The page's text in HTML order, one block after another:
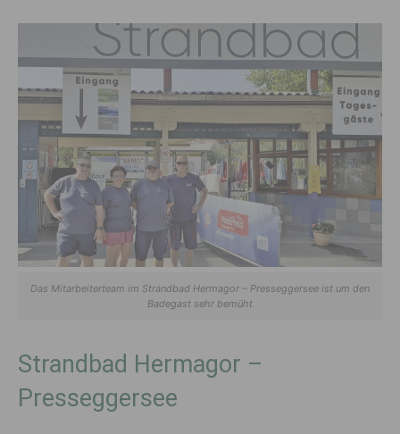
Das Mitarbeiterteam im Strandbad Hermagor – Presseggersee ist um den
Badegast sehr bemüht
Strandbad Hermagor –
Presseggersee